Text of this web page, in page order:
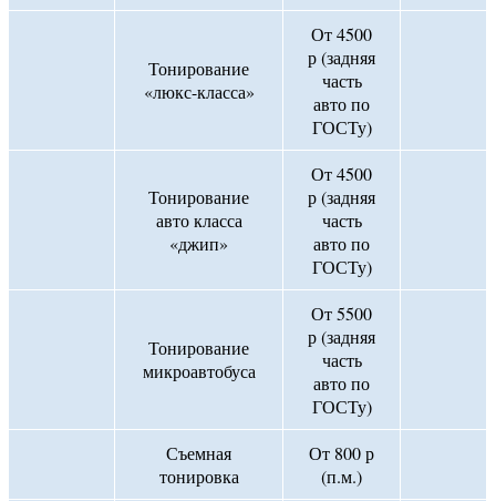
Тонирование
«люкс-класса»
От 4500
р (задняя
часть
авто по
ГОСТу)
Тонирование
авто класса
«джип»
От 4500
р (задняя
часть
авто по
ГОСТу)
Тонирование
микроавтобуса
От 5500
р (задняя
часть
авто по
ГОСТу)
Съемная
тонировка
От 800 р
(п.м.)